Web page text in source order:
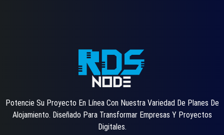
Potencie Su Proyecto En Línea Con Nuestra Variedad De Planes De
Alojamiento. Diseñado Para Transformar Empresas Y Proyectos
Digitales.